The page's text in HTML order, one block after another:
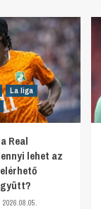
La liga
Real
lehet az
2026.08.05.